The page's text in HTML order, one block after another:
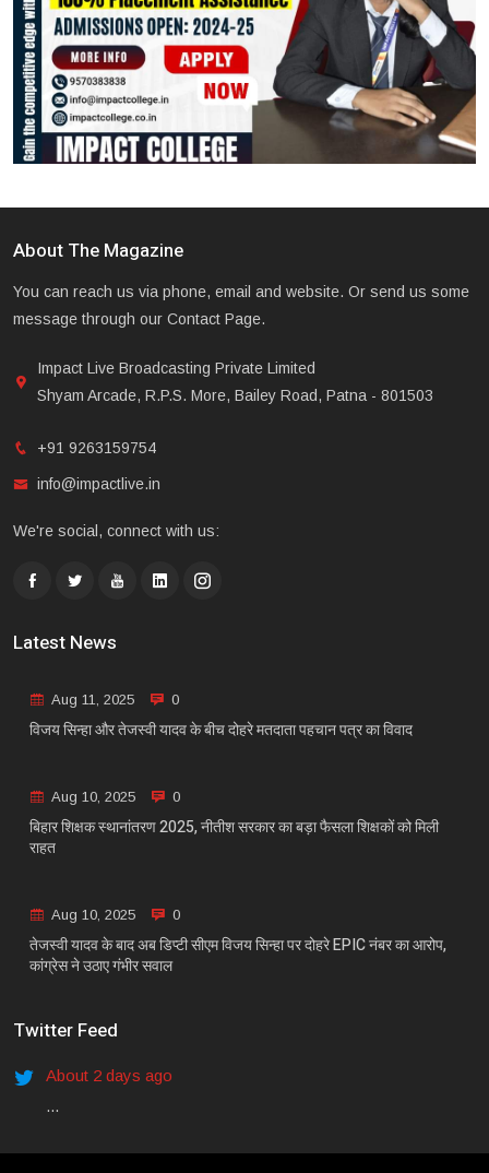
About The Magazine
You can reach us via phone, email and website. Or send us some
message through our Contact Page.
Impact Live Broadcasting Private Limited
Shyam Arcade, R.P.S. More, Bailey Road, Patna - 801503
+91 9263159754
info@impactlive.in
We're social, connect with us:
Latest News
Aug 11, 2025 0
विजय सिन्हा और तेजस्वी यादव के बीच दोहरे मतदाता पहचान पत्र का विवाद
Aug 10, 2025 0
बिहार शिक्षक स्थानांतरण 2025, नीतीश सरकार का बड़ा फैसला शिक्षकों को मिली
राहत
Aug 10, 2025 0
तेजस्वी यादव के बाद अब डिप्टी सीएम विजय सिन्हा पर दोहरे EPIC नंबर का आरोप,
कांग्रेस ने उठाए गंभीर सवाल
Twitter Feed
About 2 days ago
...